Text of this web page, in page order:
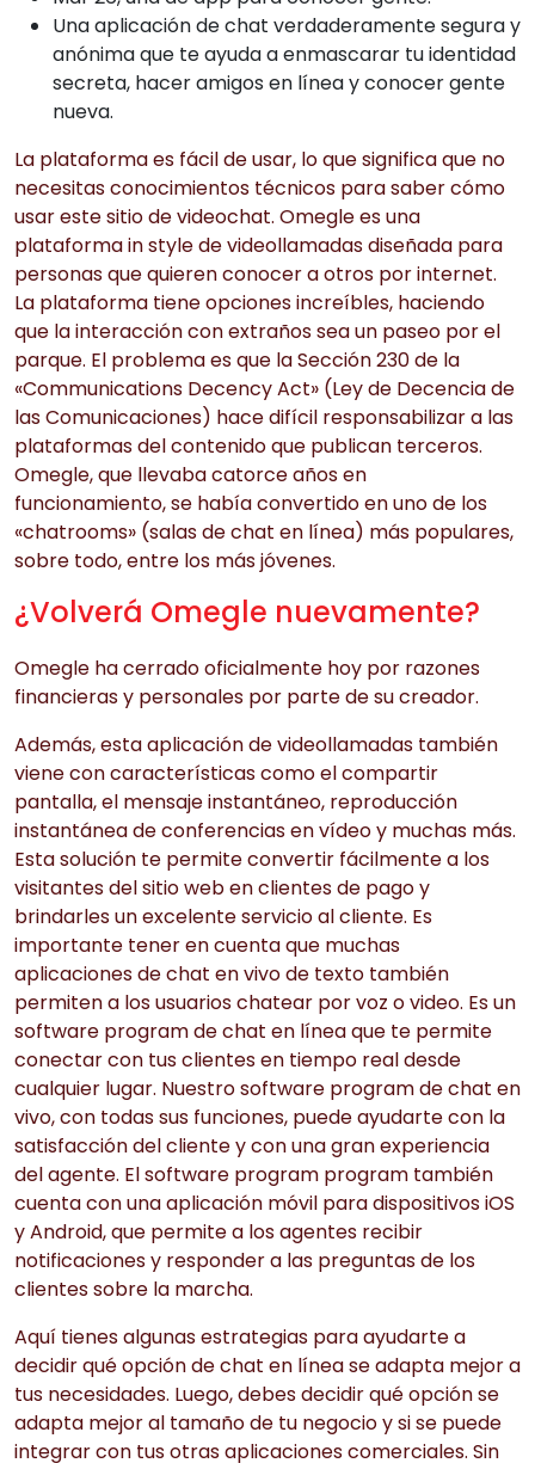
Una aplicación de chat verdaderamente segura y
anónima que te ayuda a enmascarar tu identidad
secreta, hacer amigos en línea y conocer gente
nueva.
La plataforma es fácil de usar, lo que significa que no
necesitas conocimientos técnicos para saber cómo
usar este sitio de videochat. Omegle es una
plataforma in style de videollamadas diseñada para
personas que quieren conocer a otros por internet.
La plataforma tiene opciones increíbles, haciendo
que la interacción con extraños sea un paseo por el
parque. El problema es que la Sección 230 de la
«Communications Decency Act» (Ley de Decencia de
las Comunicaciones) hace difícil responsabilizar a las
plataformas del contenido que publican terceros.
Omegle, que llevaba catorce años en
funcionamiento, se había convertido en uno de los
«chatrooms» (salas de chat en línea) más populares,
sobre todo, entre los más jóvenes.
¿Volverá Omegle nuevamente?
Omegle ha cerrado oficialmente hoy por razones
financieras y personales por parte de su creador.
Además, esta aplicación de videollamadas también
viene con características como el compartir
pantalla, el mensaje instantáneo, reproducción
instantánea de conferencias en vídeo y muchas más.
Esta solución te permite convertir fácilmente a los
visitantes del sitio web en clientes de pago y
brindarles un excelente servicio al cliente. Es
importante tener en cuenta que muchas
aplicaciones de chat en vivo de texto también
permiten a los usuarios chatear por voz o video. Es un
software program de chat en línea que te permite
conectar con tus clientes en tiempo real desde
cualquier lugar. Nuestro software program de chat en
vivo, con todas sus funciones, puede ayudarte con la
satisfacción del cliente y con una gran experiencia
del agente. El software program program también
cuenta con una aplicación móvil para dispositivos iOS
y Android, que permite a los agentes recibir
notificaciones y responder a las preguntas de los
clientes sobre la marcha.
Aquí tienes algunas estrategias para ayudarte a
decidir qué opción de chat en línea se adapta mejor a
tus necesidades. Luego, debes decidir qué opción se
adapta mejor al tamaño de tu negocio y si se puede
integrar con tus otras aplicaciones comerciales. Sin